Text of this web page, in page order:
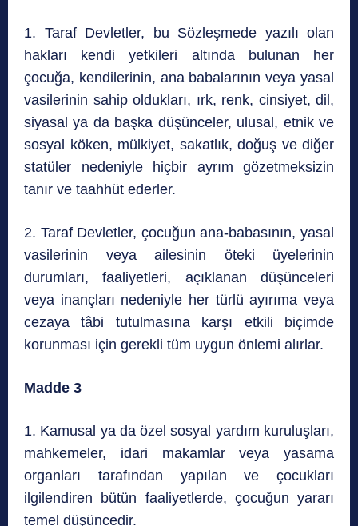
1. Taraf Devletler, bu Sözleşmede yazılı olan
hakları kendi yetkileri altında bulunan her
çocuğa, kendilerinin, ana babalarının veya yasal
vasilerinin sahip oldukları, ırk, renk, cinsiyet, dil,
siyasal ya da başka düşünceler, ulusal, etnik ve
sosyal köken, mülkiyet, sakatlık, doğuş ve diğer
statüler nedeniyle hiçbir ayrım gözetmeksizin
tanır ve taahhüt ederler.
2. Taraf Devletler, çocuğun ana-babasının, yasal
vasilerinin veya ailesinin öteki üyelerinin
durumları, faaliyetleri, açıklanan düşünceleri
veya inançları nedeniyle her türlü ayırıma veya
cezaya tâbi tutulmasına karşı etkili biçimde
korunması için gerekli tüm uygun önlemi alırlar.
Madde 3
1. Kamusal ya da özel sosyal yardım kuruluşları,
mahkemeler, idari makamlar veya yasama
organları tarafından yapılan ve çocukları
ilgilendiren bütün faaliyetlerde, çocuğun yararı
temel düşüncedir.